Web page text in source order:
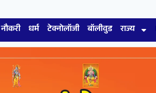
नौकरी धर्म टेक्नोलॉजी बॉलीवुड राज्य